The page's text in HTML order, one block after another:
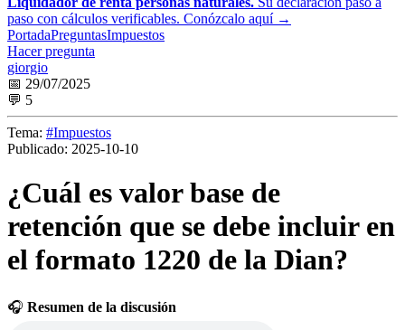
paso con cálculos verificables. Conózcalo aquí →
PortadaPreguntasImpuestos
Hacer pregunta
giorgio
📅 29/07/2025
💬 5
Tema: #Impuestos
Publicado: 2025-10-10
¿Cuál es valor base de
retención que se debe incluir en
el formato 1220 de la Dian?
🎧 Resumen de la discusión